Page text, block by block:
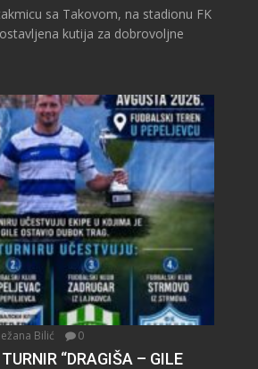
sa Takovom, na stadionu FK
kutija za dobrovoljne
Bilić 0
“DRAGIŠA – GILE